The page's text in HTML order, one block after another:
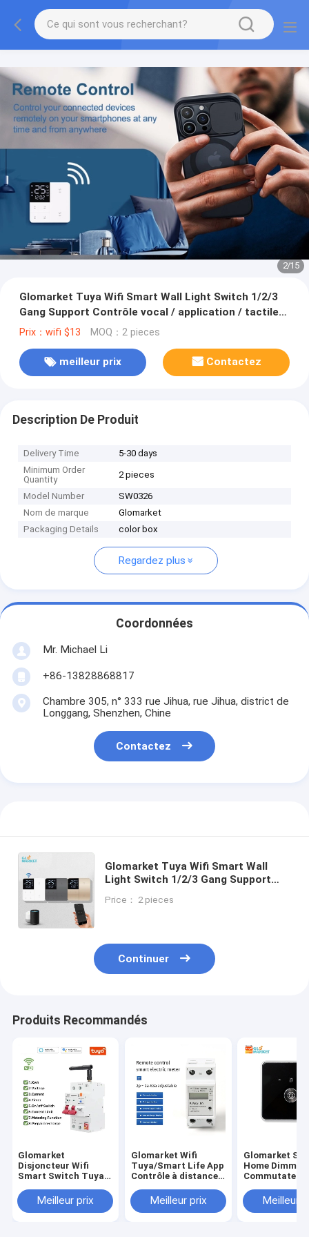
2/15
Glomarket Tuya Wifi Smart Wall Light Switch 1/2/3
Gang Support Contrôle vocal / application / tactile
avec écran d'affichage de température
Prix：wifi $13 MOQ：2 pieces
meilleur prix Contactez
Description De Produit
Delivery Time
5-30 days
Minimum Order
Quantity
2 pieces
Model Number
SW0326
Nom de marque
Glomarket
Packaging Details
color box
Regardez plus
Coordonnées
Mr. Michael Li
+86-13828868817
Chambre 305, n° 333 rue Jihua, rue Jihua, district de
Longgang, Shenzhen, Chine
Contactez
Glomarket Tuya Wifi Smart Wall
Light Switch 1/2/3 Gang Support
tactile avec écran d'affichage de
Price： 2 pieces
Continuer
Produits Recommandés
Glomarket
Disjoncteur Wifi
Smart Switch Tuya
Système domestique
intelligent Circuit
Meilleur prix
Glomarket Wifi
Tuya/Smart Life App
Contrôle à distance
intelligent Relais
Dispositif
Meilleur prix
Glomarket
Home Dimmer
Commutateur
vocal Bouton
Meilleur